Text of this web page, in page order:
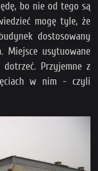
bo nie od tego są
mogę tyle, że
dostosowany
Miejsce usytuowane
Przyjemne z
w nim - czyli